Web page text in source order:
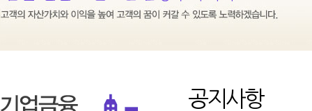
공지사항